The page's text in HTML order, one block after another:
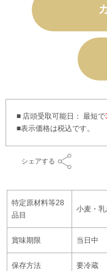
■ 店頭受取可能日： 最短で
シェアする
特定原材料等28
品目
小麦・
賞味期限 当日中
保存方法 要冷蔵